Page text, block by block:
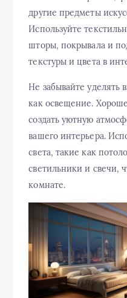
другие предметы
Используйте
шторы, покрывала и
текстуры и цвета в
Не забывайте уделять
как освещение.
создать уютную
вашего интерьера.
света, такие как
светильники и свечи,
комнате.